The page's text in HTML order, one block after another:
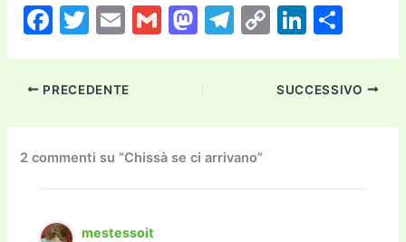
F
c
e
b
o
o
k
T
itt
er
E
ai
l
G
M
d
o
n
T
a
m
C
p
y
Li
k
Li
k
e
dI
n
di
vi
PRECEDENTE SUCCESSIVO
2 commenti su “Chissà se ci arrivano”
mestessoit